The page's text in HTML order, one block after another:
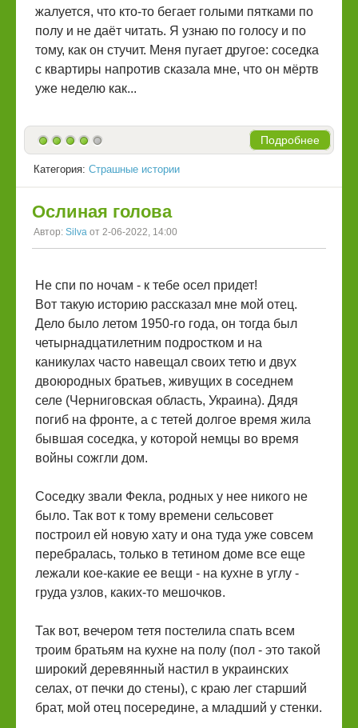
жалуется, что кто-то бегает голыми пятками по
полу и не даёт читать. Я узнаю по голосу и по
тому, как он стучит. Меня пугает другое: соседка
с квартиры напротив сказала мне, что он мёртв
уже неделю как...
Подробнее
Категория: Страшные истории
Ослиная голова
Автор: Silva от 2-06-2022, 14:00
Не спи по ночам - к тебе осел придет!
Вот такую историю рассказал мне мой отец.
Дело было летом 1950-го года, он тогда был
четырнадцатилетним подростком и на
каникулах часто навещал своих тетю и двух
двоюродных братьев, живущих в соседнем
селе (Черниговская область, Украина). Дядя
погиб на фронте, а с тетей долгое время жила
бывшая соседка, у которой немцы во время
войны сожгли дом.
Соседку звали Фекла, родных у нее никого не
было. Так вот к тому времени сельсовет
построил ей новую хату и она туда уже совсем
перебралась, только в тетином доме все еще
лежали кое-какие ее вещи - на кухне в углу -
груда узлов, каких-то мешочков.
Так вот, вечером тетя постелила спать всем
троим братьям на кухне на полу (пол - это такой
широкий деревянный настил в украинских
селах, от печки до стены), с краю лег старший
брат, мой отец посередине, а младший у стенки.